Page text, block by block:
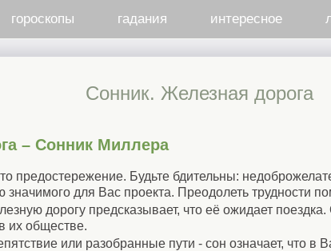
гороскопы гадания интересное
Сонник. Железная дорога
– Сонник Миллера
предостережение. Будьте бдительны:
для Вас проекта. Преодолеть трудности
дорогу предсказывает, что её ожидает
их обществе.
или разобранные пути - сон означает, что